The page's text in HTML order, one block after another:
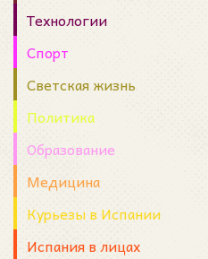
Технологии
Спорт
Светская жизнь
Политика
Образование
Медицина
Курьезы в Испании
Испания в лицах